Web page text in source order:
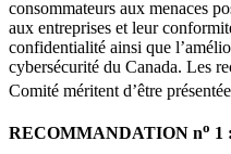
consommateurs aux menaces
aux entreprises et leur
confidentialité ainsi que
cybersécurité du Canada. Les
Comité méritent d’être
RECOMMANDATION no 1 :